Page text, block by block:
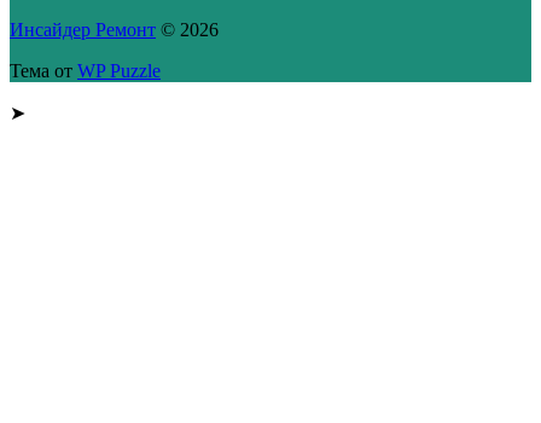
Инсайдер Ремонт © 2026
Тема от WP Puzzle
➤